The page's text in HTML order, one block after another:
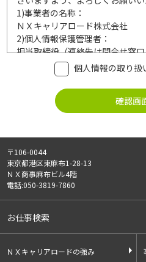
1)事業者の名称：
ＮＸキャリアロード株式会社
2)個人情報保護管理者：
担当取締役（連絡先は問合せ窓
利用目的：
ご記入頂いた個人情報は、次の
利用いたします。
個人情報
有料職業紹介事業
・請負事業
ご記入頂いた個人情報は、法令等
人様の同意なく、第三者に提供
5)外部の委託：
ご記入頂いた個人情報は、文書
個人情報の取り扱
〒106-0044
東京都港区東麻布1-28-13
ＮＸ商事麻布ビル4階
電話:050-3819-7860
お仕事検索
ＮＸキャリアロードの強み